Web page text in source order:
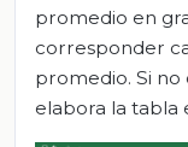
promedio en
corresponder
promedio. Si
elabora la tabla